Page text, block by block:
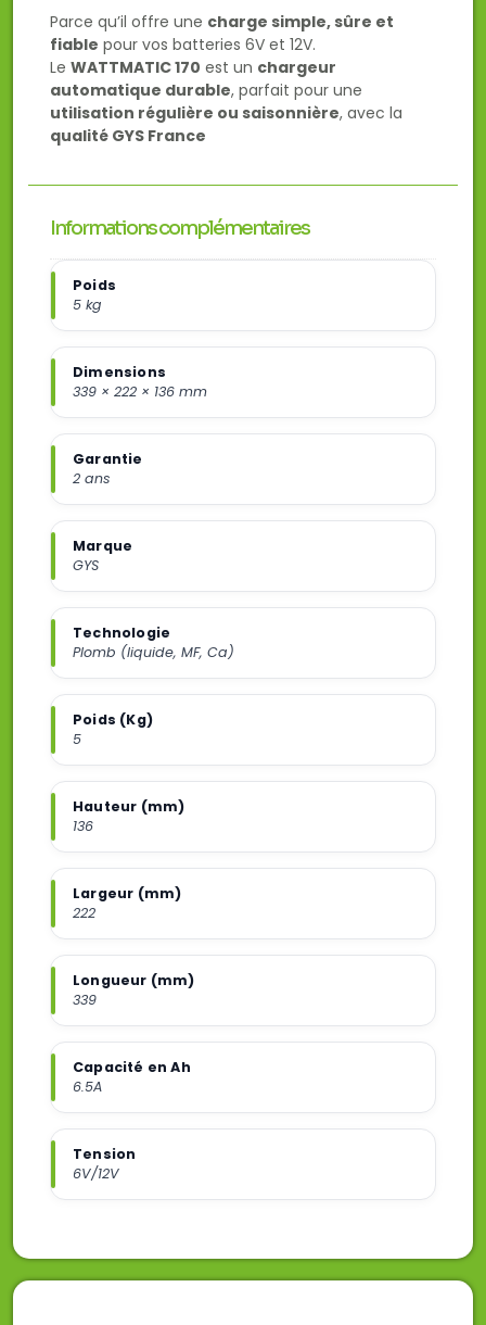
Parce qu’il offre une charge simple, sûre et
fiable pour vos batteries 6V et 12V.
Le WATTMATIC 170 est un chargeur
automatique durable, parfait pour une
utilisation régulière ou saisonnière, avec la
qualité GYS France
Informations complémentaires
Poids
5 kg
Dimensions
339 × 222 × 136 mm
Garantie
2 ans
Marque
GYS
Technologie
Plomb (liquide, MF, Ca)
Poids (Kg)
5
Hauteur (mm)
136
Largeur (mm)
222
Longueur (mm)
339
Capacité en Ah
6.5A
Tension
6V/12V